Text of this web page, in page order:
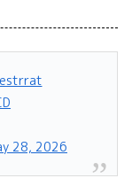
28, 2026